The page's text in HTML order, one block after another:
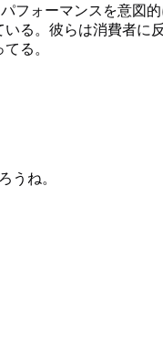
フォーマンスを意図
る。彼らは消費者に
る。
うね。